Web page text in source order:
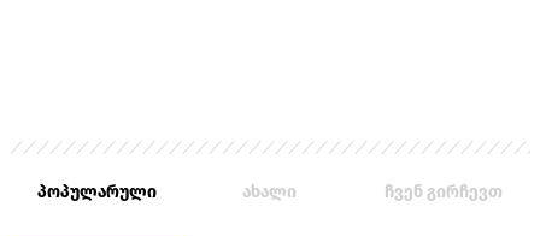
პოპულარული ახალი ჩვენ გირჩევთ